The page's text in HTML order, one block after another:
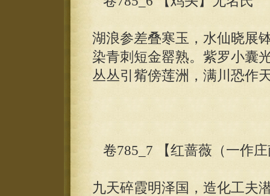
湖浪参差叠寒玉，水仙晓展
染青刺短金罂熟。紫罗小囊
丛丛引觜傍莲洲，满川恐作
卷785_7 【红蔷薇（一作
九天碎霞明泽国，造化工夫